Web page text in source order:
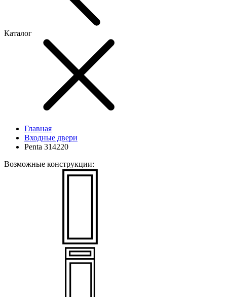
Каталог
Главная
Входные двери
Penta 314220
Возможные конструкции: